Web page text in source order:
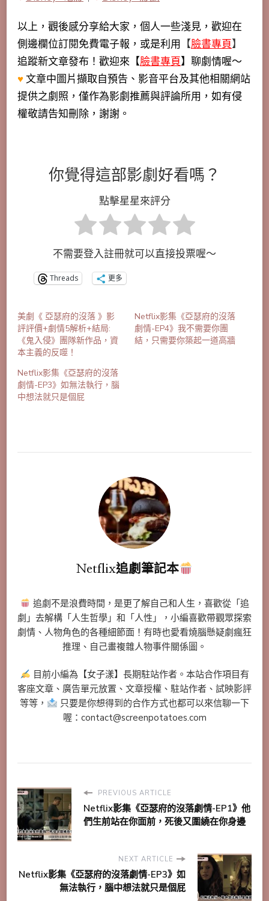
以上，觀後感分享給大家，個人一些淺見，歡迎在
側邊欄位訂閱免費電子報，或是利用 【臉書專頁】
追蹤新文章發布！歡迎來【臉書專頁】聊劇情喔～
♥文章中圖片擷取自預告、影音平台及其他相關網站
提供之劇照，僅作為影劇推薦與評論所用，如有侵
權敬請告知刪除，謝謝。
你覺得這部影劇好看嗎？
點擊星星來評分
不需要登入註冊就可以直接投票喔～
Threads 更多
美劇《 亞瑟府的沒落 》影
評評價+劇情5解析+結局:
《鬼入侵》團隊新作品，資
本主義的反噬！
Netflix影集《亞瑟府的沒落
劇情-EP4》我不需要你團
結，只需要你築起一道高牆
Netflix影集《亞瑟府的沒落
劇情-EP3》如無法執行，腦
中想法就只是個屁
Netflix追劇筆記本
追劇不是浪費時間，是更了解自己和人生，喜歡從「追
劇」去解構「人生哲學」和「人性」，小編喜歡帶觀眾探索
劇情、人物角色的各種細節面！有時也愛看燒腦懸疑劇瘋狂
推理、自己畫複雜人物事件關係圖。
目前小編為【女子漾】長期駐站作者。本站合作項目有
客座文章、廣告單元放置、文章授權、駐站作者、試映影評
等等，
只要是你想得到的合作方式也都可以來信聊一下
喔：contact@screenpotatoes.com
PREVIOUS ARTICLE
Netflix影集《亞瑟府的沒落劇情-EP1》他
們生前站在你面前，死後又圍繞在你身邊
NEXT ARTICLE
Netflix影集《亞瑟府的沒落劇情-EP3》如
無法執行，腦中想法就只是個屁